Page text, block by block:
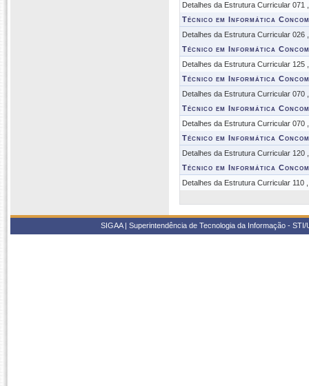
Detalhes da Estrutura Curricular 071
Técnico em Informática
Detalhes da Estrutura Curricular 026
Técnico em Informática
Detalhes da Estrutura Curricular 125
Técnico em Informática
Detalhes da Estrutura Curricular 070
Técnico em Informática
Detalhes da Estrutura Curricular 070
Técnico em Informática
Detalhes da Estrutura Curricular 120
Técnico em Informática
Detalhes da Estrutura Curricular 110
SIGAA | Superintendência de Tecnologia da Informação -